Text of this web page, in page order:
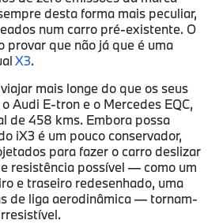
desta forma mais peculiar,
num carro pré-existente. O
provar que não já que é uma
X3.
mais longe do que os seus
Audi E-tron e o Mercedes EQC,
de 458 kms. Embora possa
iX3 é um pouco conservador,
para fazer o carro deslizar
resistência possível — como um
e traseiro redesenhado, uma
de liga aerodinâmica — tornam-